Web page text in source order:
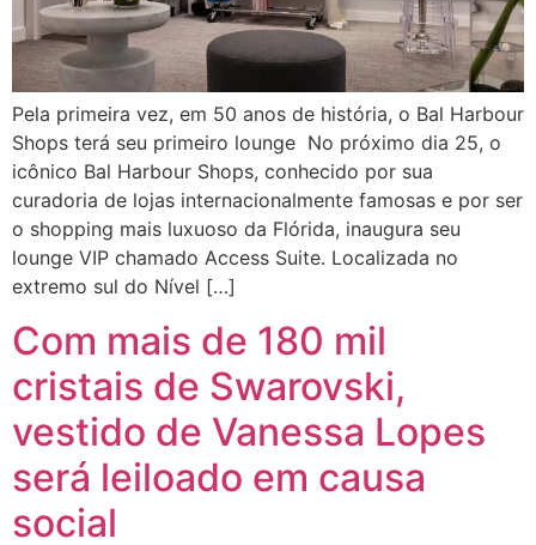
Pela primeira vez, em 50 anos de história, o Bal Harbour
Shops terá seu primeiro lounge No próximo dia 25, o
icônico Bal Harbour Shops, conhecido por sua
curadoria de lojas internacionalmente famosas e por ser
o shopping mais luxuoso da Flórida, inaugura seu
lounge VIP chamado Access Suite. Localizada no
extremo sul do Nível […]
Com mais de 180 mil
cristais de Swarovski,
vestido de Vanessa Lopes
será leiloado em causa
social